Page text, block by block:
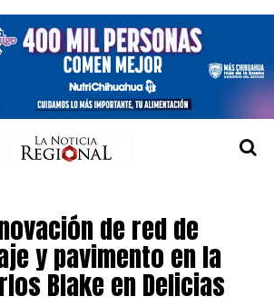
de red de
y pavimento en la
Blake en Delicias